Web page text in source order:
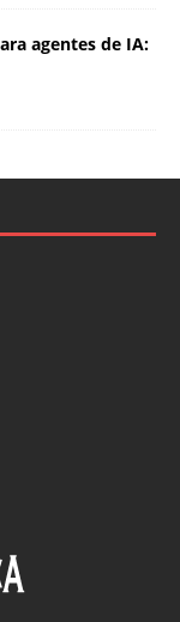
agentes de IA: